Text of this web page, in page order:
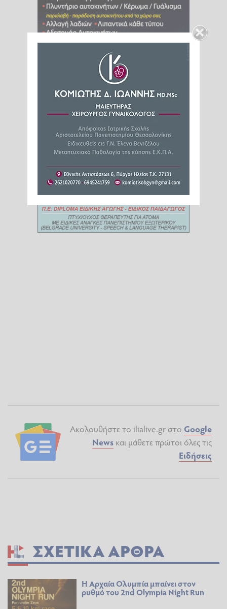
Ακολουθήστε το ilialive.gr στο Google
News και μάθετε πρώτοι όλες τις
Ειδήσεις
ΣΧΕΤΙΚΆ ΆΡΘΡΑ
Η Αρχαία Ολυμπία μπαίνει στον
ρυθμό του 2nd Olympia Night Run